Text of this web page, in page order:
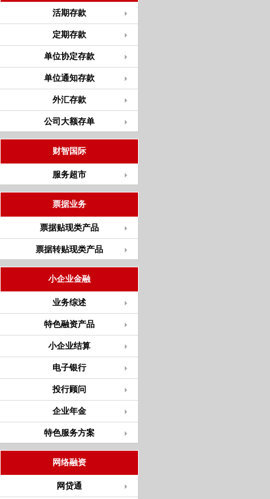
活期存款
定期存款
单位协定存款
单位通知存款
外汇存款
公司大额存单
财智国际
服务超市
票据业务
票据贴现类产品
票据转贴现类产品
小企业金融
业务综述
特色融资产品
小企业结算
电子银行
投行顾问
企业年金
特色服务方案
网络融资
网贷通